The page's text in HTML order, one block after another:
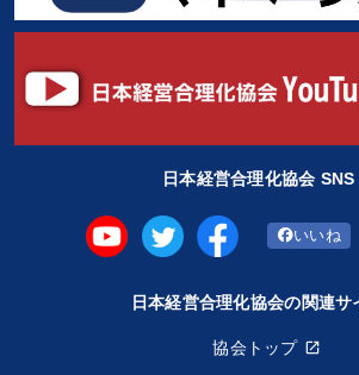
日本経営合理化協会 SNS
いいね
日本経営合理化協会の関連サ
協会トップ